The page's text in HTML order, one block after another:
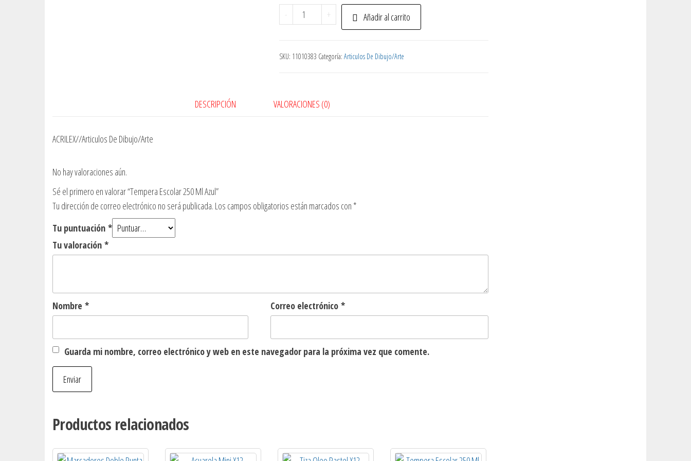
-
Tempera
Escolar
Ml
+ Añadir al carrito
SKU: 11010383 Categoría: Articulos De Dibujo/Arte
DESCRIPCIÓN VALORACIONES (0)
ACRILEX//Articulos De Dibujo/Arte
No hay valoraciones aún.
Sé el primero en valorar “Tempera Escolar 250 Ml Azul”
Tu dirección de correo electrónico no será publicada. Los campos obligatorios están marcados con *
Tu puntuación *
Tu valoración *
Nombre * Correo electrónico *
Guarda mi nombre, correo electrónico y web en este navegador para la próxima vez que comente.
Productos relacionados